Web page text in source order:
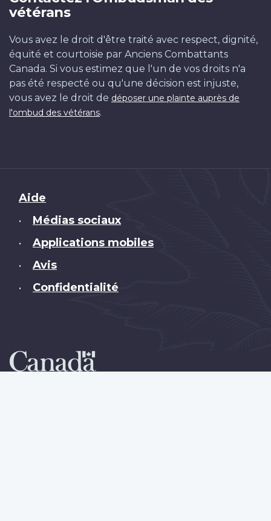
vétérans
Vous avez le droit d'être traité avec respect, dignité,
équité et courtoisie par Anciens Combattants
Canada. Si vous estimez que l'un de vos droits n'a
pas été respecté ou qu'une décision est injuste,
vous avez le droit de déposer une plainte auprès de
l'ombud des vétérans.
Brand
Aide
• Médias sociaux
• Applications mobiles
• Avis
• Confidentialité